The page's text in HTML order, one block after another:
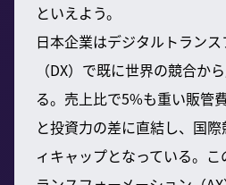
といえよう。
日本企業はデジタルトラン
（DX）で既に世界の競合か
る。売上比で5%も重い販管
と投資力の差に直結し、国
ィキャップとなっている。